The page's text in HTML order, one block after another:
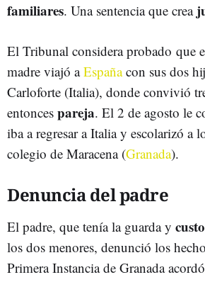
familiares. Una sentencia que crea
El Tribunal considera probado que
madre viajó aEspañacon sus dos
Carloforte (Italia), donde convivió
entonces pareja. El 2 de agosto le
iba a regresar a Italia y escolarizó a
colegio de Maracena (Granada).
Denuncia del padre
El padre, que tenía la guarda y
los dos menores, denunció los
Primera Instancia de Granada